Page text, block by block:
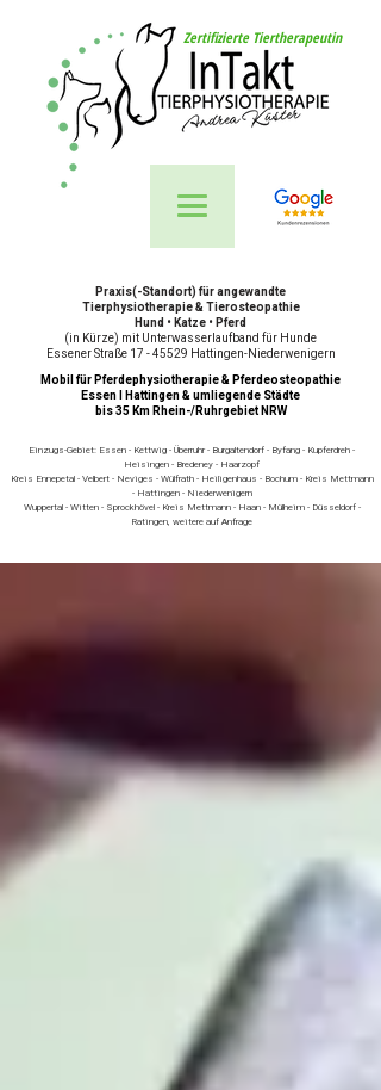
Zertifizierte Tiertherapeutin
Praxis(-Standort) für angewandte
Tierphysiotherapie & Tierosteopathie
Hund • Katze • Pferd
(in Kürze) mit Unterwasserlaufband für Hunde
Essener Straße 17 - 45529 Hattingen-Niederwenigern
Mobil für Pferdephysiotherapie & Pferdeosteopathie
Essen I Hattingen & umliegende Städte
bis 35 Km Rhein-/Ruhrgebiet NRW
Einzugs-Gebiet: Essen - Kettwig - Überruhr - Burgaltendorf - Byfang - Kupferdreh -
Heisingen - Bredeney - Haarzopf
Kreis Ennepetal - Velbert - Neviges - Wülfrath - Heiligenhaus - Bochum - Kreis Mettmann
- Hattingen - Niederwenigern
Wuppertal - Witten - Sprockhövel - Kreis Mettmann - Haan - Mülheim - Düsseldorf -
Ratingen, weitere auf Anfrage